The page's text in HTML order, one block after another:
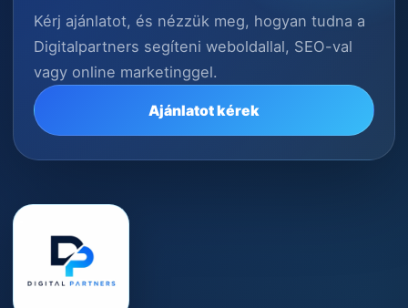
Kérj ajánlatot, és nézzük meg, hogyan tudna a
Digitalpartners segíteni weboldallal, SEO-val
vagy online marketinggel.
Ajánlatot kérek